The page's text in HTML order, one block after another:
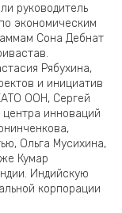
руководитель
экономическим
Сона Дебнат
Рябухина,
и инициатив
ООН, Сергей
центра инноваций
Ольга Мусихина,
Кумар
Индийскую
корпорации